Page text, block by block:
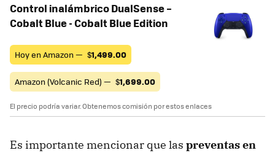
Control inalámbrico DualSense –
Cobalt Blue - Cobalt Blue Edition
Hoy en Amazon — $1,499.00
Amazon (Volcanic Red) — $1,699.00
El precio podría variar. Obtenemos comisión por estos enlaces
Es importante mencionar que las preventas en